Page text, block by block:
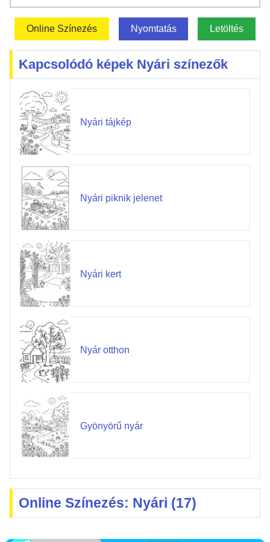
Online Színezés Nyomtatás Letöltés
Kapcsolódó képek Nyári színezők
Nyári tájkép
Nyári piknik jelenet
Nyári kert
Nyár otthon
Gyönyörű nyár
Online Színezés: Nyári (17)